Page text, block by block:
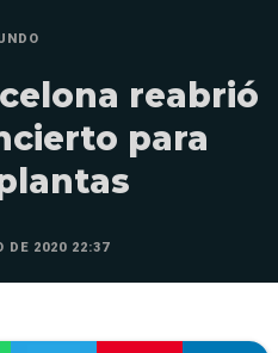
reabrió
para
DE 2020 22:37